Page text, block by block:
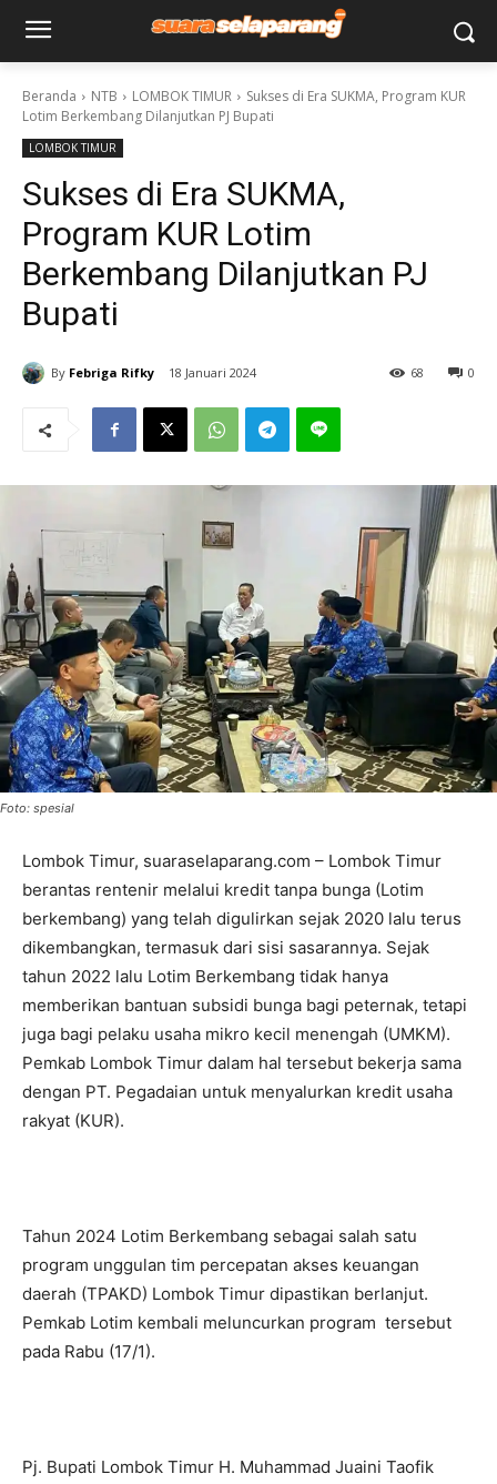
Beranda NTB LOMBOK TIMUR
Sukses di Era SUKMA, Program KUR
Lotim Berkembang Dilanjutkan PJ Bupati
LOMBOK TIMUR
Sukses di Era SUKMA,
Program KUR Lotim
Berkembang Dilanjutkan PJ
Bupati
By Febriga Rifky 18 Januari 2024 0
68
Foto: spesial
Lombok Timur, suaraselaparang.com – Lombok Timur
berantas rentenir melalui kredit tanpa bunga (Lotim
berkembang) yang telah digulirkan sejak 2020 lalu terus
dikembangkan, termasuk dari sisi sasarannya. Sejak
tahun 2022 lalu Lotim Berkembang tidak hanya
memberikan bantuan subsidi bunga bagi peternak, tetapi
juga bagi pelaku usaha mikro kecil menengah (UMKM).
Pemkab Lombok Timur dalam hal tersebut bekerja sama
dengan PT. Pegadaian untuk menyalurkan kredit usaha
rakyat (KUR).
Tahun 2024 Lotim Berkembang sebagai salah satu
program unggulan tim percepatan akses keuangan
daerah (TPAKD) Lombok Timur dipastikan berlanjut.
Pemkab Lotim kembali meluncurkan program tersebut
pada Rabu (17/1).
Pj. Bupati Lombok Timur H. Muhammad Juaini Taofik